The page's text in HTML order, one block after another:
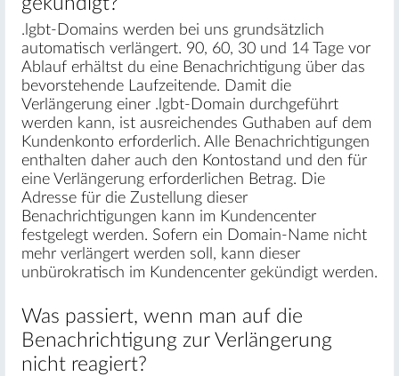
.lgbt-Domains werden bei uns grundsätzlich
automatisch verlängert. 90, 60, 30 und 14 Tage vor
Ablauf erhältst du eine Benachrichtigung über das
bevorstehende Laufzeitende. Damit die
Verlängerung einer .lgbt-Domain durchgeführt
werden kann, ist ausreichendes Guthaben auf dem
Kundenkonto erforderlich. Alle Benachrichtigungen
enthalten daher auch den Kontostand und den für
eine Verlängerung erforderlichen Betrag. Die
Adresse für die Zustellung dieser
Benachrichtigungen kann im Kundencenter
festgelegt werden. Sofern ein Domain-Name nicht
mehr verlängert werden soll, kann dieser
unbürokratisch im Kundencenter gekündigt werden.
Was passiert, wenn man auf die
Benachrichtigung zur Verlängerung
nicht reagiert?